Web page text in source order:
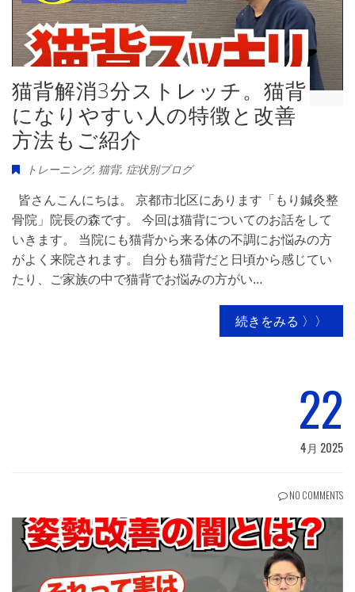
猫背解消3分ストレッチ。猫背
になりやすい人の特徴と改善
方法もご紹介
トレーニング, 猫背, 症状別ブログ
皆さんこんにちは。 京都市北区にあります「もり鍼灸整
骨院」院長の森です。 今回は猫背についてのお話をして
いきます。 当院にも猫背から来る体の不調にお悩みの方
がよく来院されます。 自分も猫背だと日頃から感じてい
たり、ご家族の中で猫背でお悩みの方がい…
続きをみる 〉〉
22
4月 2025
NO COMMENTS